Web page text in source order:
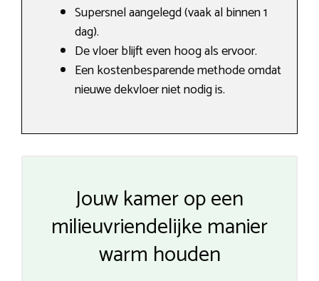
Supersnel aangelegd (vaak al binnen 1
dag).
De vloer blijft even hoog als ervoor.
Een kostenbesparende methode omdat
nieuwe dekvloer niet nodig is.
Jouw kamer op een
milieuvriendelijke manier
warm houden